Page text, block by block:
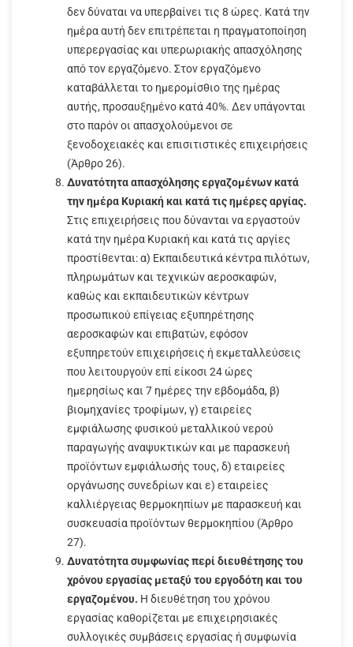
δεν δύναται να υπερβαίνει τις 8 ώρες. Κατά την
ημέρα αυτή δεν επιτρέπεται η πραγματοποίηση
υπερεργασίας και υπερωριακής απασχόλησης
από τον εργαζόμενο. Στον εργαζόμενο
καταβάλλεται το ημερομίσθιο της ημέρας
αυτής, προσαυξημένο κατά 40%. Δεν υπάγονται
στο παρόν οι απασχολούμενοι σε
ξενοδοχειακές και επισιτιστικές επιχειρήσεις
(Άρθρο 26).
Δυνατότητα απασχόλησης εργαζομένων κατά
την ημέρα Κυριακή και κατά τις ημέρες αργίας.
Στις επιχειρήσεις που δύνανται να εργαστούν
κατά την ημέρα Κυριακή και κατά τις αργίες
προστίθενται: α) Εκπαιδευτικά κέντρα πιλότων,
πληρωμάτων και τεχνικών αεροσκαφών,
καθώς και εκπαιδευτικών κέντρων
προσωπικού επίγειας εξυπηρέτησης
αεροσκαφών και επιβατών, εφόσον
εξυπηρετούν επιχειρήσεις ή εκμεταλλεύσεις
που λειτουργούν επί είκοσι 24 ώρες
ημερησίως και 7 ημέρες την εβδομάδα, β)
βιομηχανίες τροφίμων, γ) εταιρείες
εμφιάλωσης φυσικού μεταλλικού νερού
παραγωγής αναψυκτικών και με παρασκευή
προϊόντων εμφιάλωσής τους, δ) εταιρείες
οργάνωσης συνεδρίων και ε) εταιρείες
καλλιέργειας θερμοκηπίων με παρασκευή και
συσκευασία προϊόντων θερμοκηπίου (Άρθρο
27).
Δυνατότητα συμφωνίας περί διευθέτησης του
χρόνου εργασίας μεταξύ του εργοδότη και του
εργαζομένου. Η διευθέτηση του χρόνου
εργασίας καθορίζεται με επιχειρησιακές
συλλογικές συμβάσεις εργασίας ή συμφωνία